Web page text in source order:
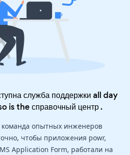
служба поддержки all day
is theсправочный центр.
опытных инженеров
чтобы приложения powr,
Application Form, работали на